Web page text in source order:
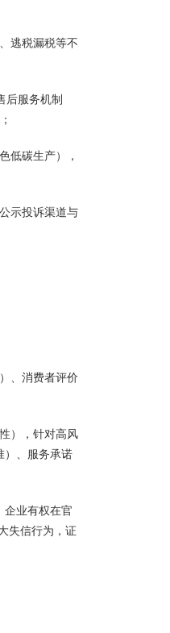
逃税漏税等不
后服务机制
低碳生产），
示投诉渠道与
、消费者评价
），针对高风
）、服务承诺
企业有权在官
失信行为，证